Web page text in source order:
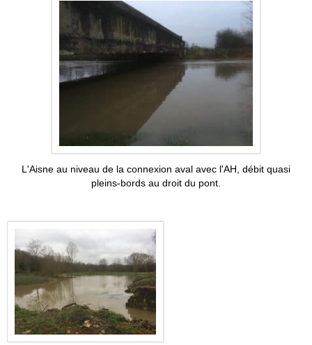
L'Aisne au niveau de la connexion aval avec l'AH, débit quasi
pleins-bords au droit du pont.